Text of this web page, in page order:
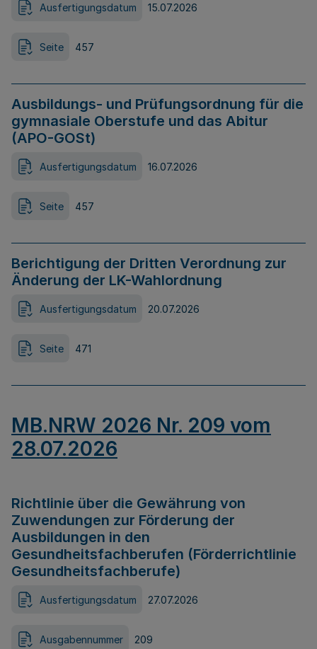
Ausfertigungsdatum 15.07.2026
Seite 457
Ausbildungs- und Prüfungsordnung für die
gymnasiale Oberstufe und das Abitur
(APO-GOSt)
Ausfertigungsdatum 16.07.2026
Seite 457
Berichtigung der Dritten Verordnung zur
Änderung der LK-Wahlordnung
Ausfertigungsdatum 20.07.2026
Seite 471
MB.NRW 2026 Nr. 209 vom
28.07.2026
Richtlinie über die Gewährung von
Zuwendungen zur Förderung der
Ausbildungen in den
Gesundheitsfachberufen (Förderrichtlinie
Gesundheitsfachberufe)
Ausfertigungsdatum 27.07.2026
Ausgabennummer 209